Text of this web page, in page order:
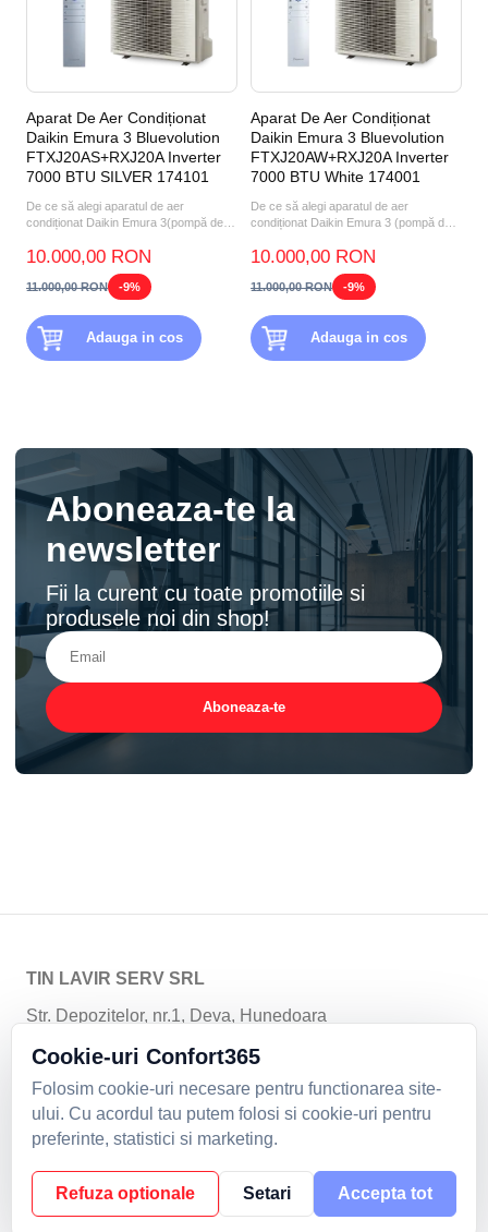
Aparat De Aer Condiționat
Daikin Emura 3 Bluevolution
FTXJ20AS+RXJ20A Inverter
7000 BTU SILVER 174101
De ce să alegi aparatul de aer
condiționat Daikin Emura 3(pompă de
10.000,00 RON
11.000,00 RON -9%
Adauga in cos
Aparat De Aer Condiționat
Daikin Emura 3 Bluevolution
FTXJ20AW+RXJ20A Inverter
7000 BTU White 174001
De ce să alegi aparatul de aer
condiționat Daikin Emura 3 (pompă de
10.000,00 RON
11.000,00 RON -9%
Adauga in cos
Aboneaza-te la
newsletter
Fii la curent cu toate promotiile si
produsele noi din shop!
Aboneaza-te
TIN LAVIR SERV SRL
Str. Depozitelor, nr.1, Deva, Hunedoara
Email:climatizare@tinlavir.ro| Telefon:
Politica de confidentialitate |Formular de retur |
Cookie-uri
Cookie-uri Confort365
Folosim cookie-uri necesare pentru functionarea site-
ului. Cu acordul tau putem folosi si cookie-uri pentru
preferinte, statistici si marketing.
Refuza optionale Setari Accepta tot